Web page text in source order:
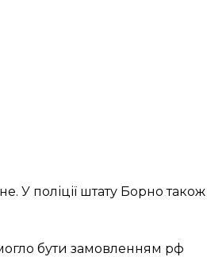
У поліції штату Борно
бути замовленням рф